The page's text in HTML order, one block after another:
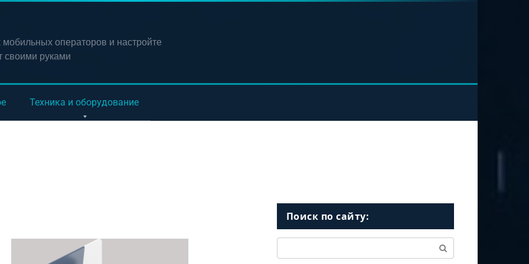
мобильных операторов и настройте
своими руками
Техника и оборудование
Поиск по сайту: